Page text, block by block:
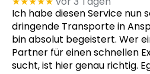
Ich habe diesen Service nun
dringende Transporte in
bin absolut begeistert. Wer
Partner für einen schnellen
sucht, ist hier genau richtig.